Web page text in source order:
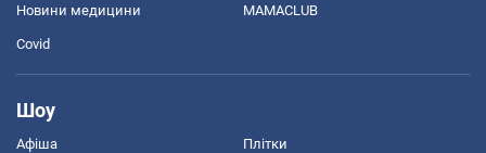
Новини медицини MAMACLUB
Covid
Шоу
Афіша Плітки